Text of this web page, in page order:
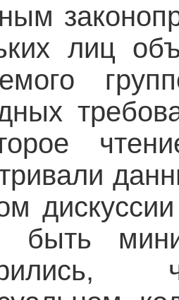
лиц
быть